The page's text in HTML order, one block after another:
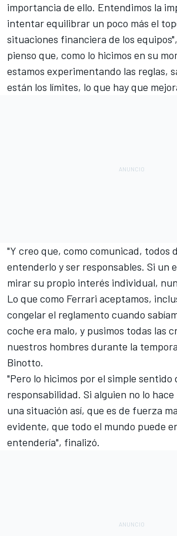
importancia de ello. Entendimos la
intentar equilibrar un poco más el
situaciones financiera de los
pienso que, como lo hicimos en su
estamos experimentando las reglas,
están los límites, lo que hay que
"Y creo que, como comunicad, todos
entenderlo y ser responsables. Si un
mirar su propio interés individual,
Lo que como Ferrari aceptamos,
congelar el reglamento cuando
coche era malo, y pusimos todas las
nuestros hombres durante la
Binotto.
"Pero lo hicimos por el simple sentido
responsabilidad. Si alguien no lo
una situación así, que es de fuerza
evidente, que todo el mundo puede
entendería", finalizó.